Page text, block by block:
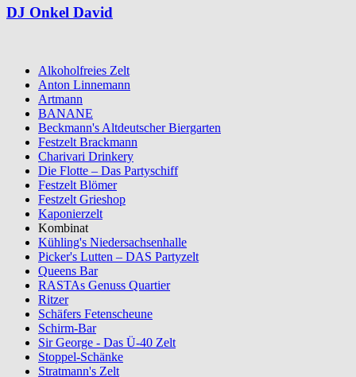
DJ Onkel David
Alkoholfreies Zelt
Anton Linnemann
Artmann
BANANE
Beckmann's Altdeutscher Biergarten
Festzelt Brackmann
Charivari Drinkery
Die Flotte – Das Partyschiff
Festzelt Blömer
Festzelt Grieshop
Kaponierzelt
Kombinat
Kühling's Niedersachsenhalle
Picker's Lutten – DAS Partyzelt
Queens Bar
RASTAs Genuss Quartier
Ritzer
Schäfers Fetenscheune
Schirm-Bar
Sir George - Das Ü-40 Zelt
Stoppel-Schänke
Stratmann's Zelt